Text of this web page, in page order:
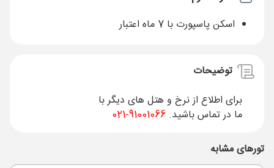
اسکن پاسپورت با 7 ماه اعتبار
توضیحات
برای اطلاع از نرخ و هتل های دیگر با
ما در تماس باشید. 91001066-021
تورهای مشابه